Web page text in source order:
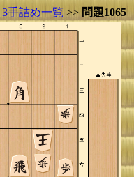
3手詰め一覧 >> 問題1065